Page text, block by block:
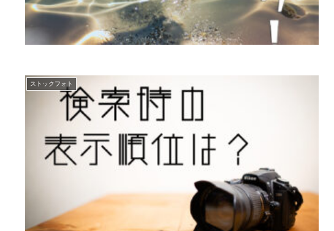
ストックフォト